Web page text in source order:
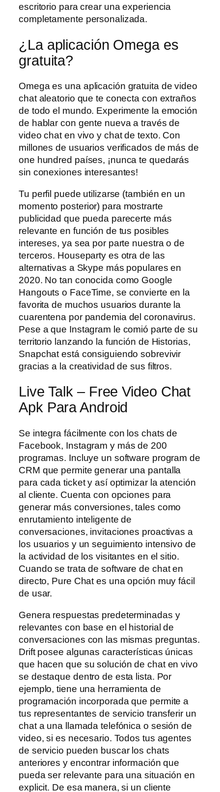
escritorio para crear una experiencia
completamente personalizada.
¿La aplicación Omega es
gratuita?
Omega es una aplicación gratuita de video
chat aleatorio que te conecta con extraños
de todo el mundo. Experimente la emoción
de hablar con gente nueva a través de
video chat en vivo y chat de texto. Con
millones de usuarios verificados de más de
one hundred países, ¡nunca te quedarás
sin conexiones interesantes!
Tu perfil puede utilizarse (también en un
momento posterior) para mostrarte
publicidad que pueda parecerte más
relevante en función de tus posibles
intereses, ya sea por parte nuestra o de
terceros. Houseparty es otra de las
alternativas a Skype más populares en
2020. No tan conocida como Google
Hangouts o FaceTime, se convierte en la
favorita de muchos usuarios durante la
cuarentena por pandemia del coronavirus.
Pese a que Instagram le comió parte de su
territorio lanzando la función de Historias,
Snapchat está consiguiendo sobrevivir
gracias a la creatividad de sus filtros.
Live Talk – Free Video Chat
Apk Para Android
Se integra fácilmente con los chats de
Facebook, Instagram y más de 200
programas. Incluye un software program de
CRM que permite generar una pantalla
para cada ticket y así optimizar la atención
al cliente. Cuenta con opciones para
generar más conversiones, tales como
enrutamiento inteligente de
conversaciones, invitaciones proactivas a
los usuarios y un seguimiento intensivo de
la actividad de los visitantes en el sitio.
Cuando se trata de software de chat en
directo, Pure Chat es una opción muy fácil
de usar.
Genera respuestas predeterminadas y
relevantes con base en el historial de
conversaciones con las mismas preguntas.
Drift posee algunas características únicas
que hacen que su solución de chat en vivo
se destaque dentro de esta lista. Por
ejemplo, tiene una herramienta de
programación incorporada que permite a
tus representantes de servicio transferir un
chat a una llamada telefónica o sesión de
video, si es necesario. Todos tus agentes
de servicio pueden buscar los chats
anteriores y encontrar información que
pueda ser relevante para una situación en
explicit. De esa manera, si un cliente